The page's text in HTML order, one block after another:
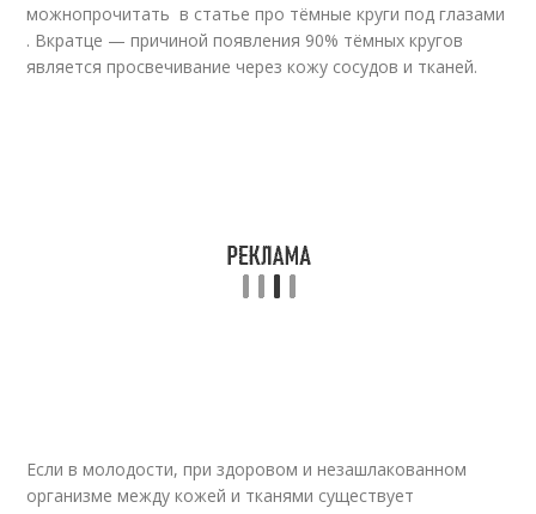
можнопрочитать в статье про тёмные круги под глазами
. Вкратце — причиной появления 90% тёмных кругов
является просвечивание через кожу сосудов и тканей.
Если в молодости, при здоровом и незашлакованном
организме между кожей и тканями существует